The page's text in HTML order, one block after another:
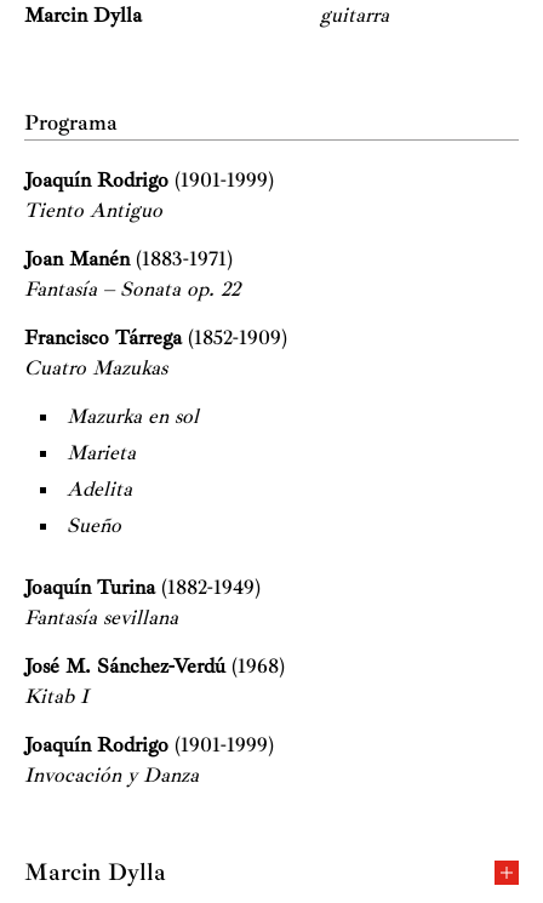
Marcin Dylla guitarra
Programa
Joaquín Rodrigo (1901-1999)
Tiento Antiguo
Joan Manén (1883-1971)
Fantasía – Sonata op. 22
Francisco Tárrega(1852-1909)
Cuatro Mazukas
Mazurka en sol
Marieta
Adelita
Sueño
Joaquín Turina(1882-1949)
Fantasía sevillana
José M. Sánchez-Verdú(1968)
Kitab I
Joaquín Rodrigo (1901-1999)
Invocación y Danza
Marcin Dylla